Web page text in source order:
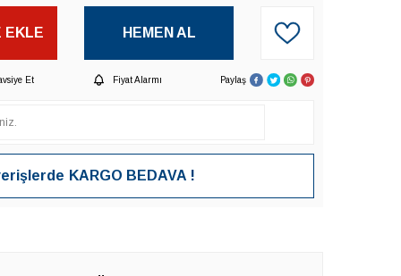
EKLE HEMEN AL
Et Fiyat Alarmı Paylaş
KARGO BEDAVA !